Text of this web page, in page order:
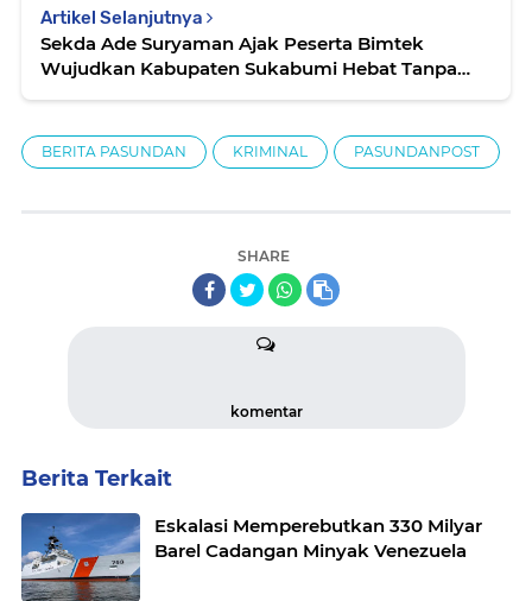
Artikel Selanjutnya
Sekda Ade Suryaman Ajak Peserta Bimtek
Wujudkan Kabupaten Sukabumi Hebat Tanpa
BERITA PASUNDAN KRIMINAL PASUNDANPOST
SHARE
komentar
Berita Terkait
Eskalasi Memperebutkan 330 Milyar
Barel Cadangan Minyak Venezuela